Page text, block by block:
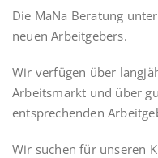
Die MaNa Beratung
neuen Arbeitgebers.
Wir verfügen über
Arbeitsmarkt und über
entsprechenden
Wir suchen für unseren